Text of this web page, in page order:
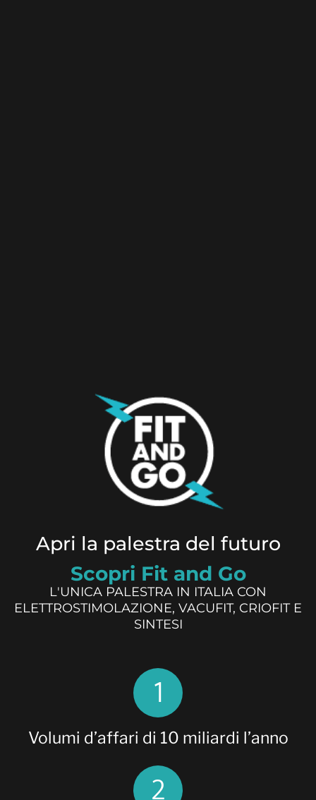
Apri la palestra del futuro
Scopri Fit and Go
L'UNICA PALESTRA IN ITALIA CON
ELETTROSTIMOLAZIONE, VACUFIT, CRIOFIT E
SINTESI
1
Volumi d’affari di 10 miliardi l’anno